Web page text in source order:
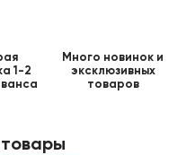
1-2
Много новинок и
эксклюзивных
товаров